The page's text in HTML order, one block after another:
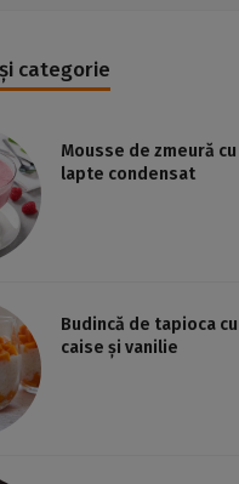
categorie
Mousse de zmeură cu
lapte condensat
Budincă de tapioca cu
caise și vanilie